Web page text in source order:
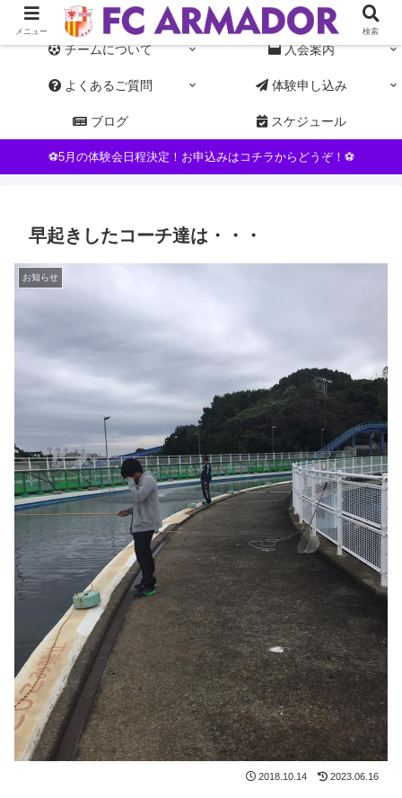
東京都杉並区NPO運営の女子サッカーチーム。初心者・未経験者歓迎
チームについて 入会案内
よくあるご質問 体験申し込み
ブログ スケジュール
⚽5月の体験会日程決定！お申込みはコチラからどうぞ！⚽
早起きしたコーチ達は・・・
お知らせ
2018.10.14 2023.06.16
メニュー 検索